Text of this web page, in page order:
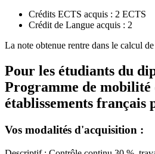
Crédits ECTS acquis : 2 ECTS
Crédit de Langue acquis : 2
La note obtenue rentre dans le calcul
Pour les étudiants du
Programme de mobilité
établissements français
Vos modalités d'acquisition :